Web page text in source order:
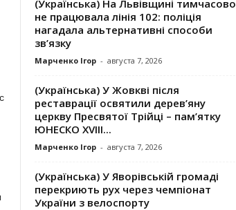
(Українська) На Львівщині тимчасово
не працювала лінія 102: поліція
нагадала альтернативні способи
зв’язку
Марченко Ігор - августа 7, 2026
(Українська) У Жовкві після
реставрації освятили дерев’яну
церкву Пресвятої Трійці – пам’ятку
ЮНЕСКО XVIII...
Марченко Ігор - августа 7, 2026
(Українська) У Яворівській громаді
перекриють рух через чемпіонат
України з велоспорту